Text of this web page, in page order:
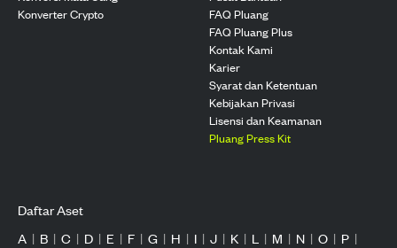
Konverter Crypto
FAQ Pluang
FAQ Pluang Plus
Kontak Kami
Karier
Syarat dan Ketentuan
Kebijakan Privasi
Lisensi dan Keamanan
Pluang Press Kit
Daftar Aset
A | B | C | D | E | F | G | H | I | J | K | L | M | N | O | P |